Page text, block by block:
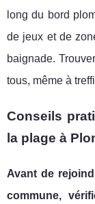
long du bord
de jeux et de
baignade.
tous, même à
Conseils
la plage à
Avant de
commune,